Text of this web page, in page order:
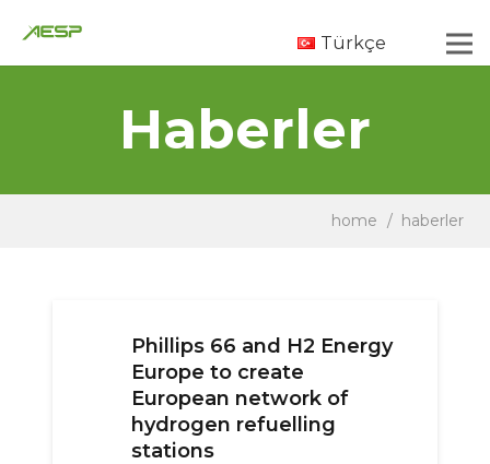
Türkçe
Haberler
home / haberler
Phillips 66 and H2 Energy
Europe to create
European network of
hydrogen refuelling
stations